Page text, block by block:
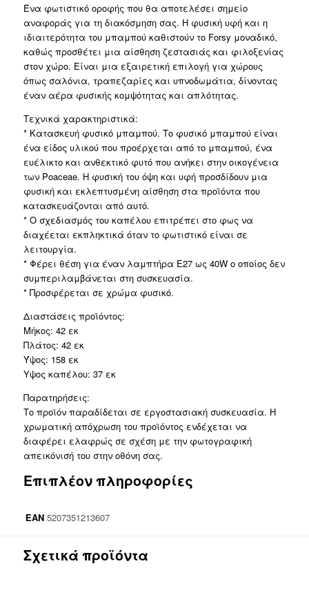
ποσότητα
Ένα φωτιστικό οροφής που θα αποτελέσει σημείο
αναφοράς για τη διακόσμηση σας. Η φυσική υφή και η
ιδιαιτερότητα του μπαμπού καθιστούν το Forsy μοναδικό,
καθώς προσθέτει μια αίσθηση ζεστασιάς και φιλοξενίας
στον χώρο. Είναι μια εξαιρετική επιλογή για χώρους
όπως σαλόνια, τραπεζαρίες και υπνοδωμάτια, δίνοντας
έναν αέρα φυσικής κομψότητας και απλότητας.
Τεχνικά χαρακτηριστικά:
* Κατασκευή φυσικό μπαμπού. Το φυσικό μπαμπού είναι
ένα είδος υλικού που προέρχεται από το μπαμπού, ένα
ευέλικτο και ανθεκτικό φυτό που ανήκει στην οικογένεια
των Poaceae. Η φυσική του όψη και υφή προσδίδουν μια
φυσική και εκλεπτυσμένη αίσθηση στα προϊόντα που
κατασκευάζονται από αυτό.
* Ο σχεδιασμός του καπέλου επιτρέπει στο φως να
διαχέεται εκπληκτικά όταν το φωτιστικό είναι σε
λειτουργία.
* Φέρει θέση για έναν λαμπτήρα Ε27 ως 40W ο οποίος δεν
συμπεριλαμβάνεται στη συσκευασία.
* Προσφέρεται σε χρώμα φυσικό.
Διαστάσεις προϊόντος:
Μήκος: 42 εκ
Πλάτος: 42 εκ
Ύψος: 158 εκ
Υψος καπέλου: 37 εκ
Παρατηρήσεις:
Το προϊόν παραδίδεται σε εργοστασιακή συσκευασία. Η
χρωματική απόχρωση του προϊόντος ενδέχεται να
διαφέρει ελαφρώς σε σχέση με την φωτογραφική
απεικόνισή του στην οθόνη σας.
Επιπλέον πληροφορίες
EAN 5207351213607
Σχετικά προϊόντα